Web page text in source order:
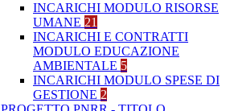
INCARICHI MODULO RISORSE
UMANE 21
INCARICHI E CONTRATTI
MODULO EDUCAZIONE
AMBIENTALE 5
INCARICHI MODULO SPESE DI
GESTIONE 2